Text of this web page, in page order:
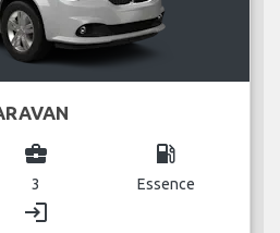
business_center
3
local_gas_station
Essence
login